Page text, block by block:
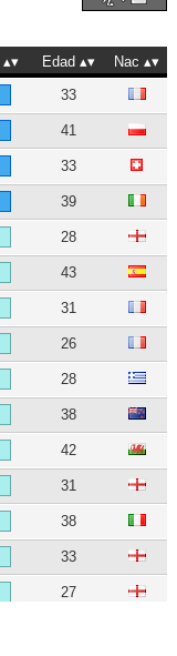
Edad
Nac
33
41
33
39
28
43
31
26
28
38
42
31
38
33
27